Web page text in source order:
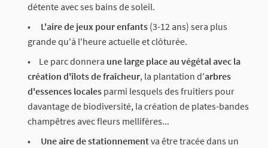
détente avec ses bains de soleil.
L'aire de jeux pour enfants (3-12 ans) sera plus
grande qu'à l'heure actuelle et clôturée.
Le parc donnera une large place au végétal avec la
création d'îlots de fraîcheur, la plantation d'arbres
d'essences locales parmi lesquels des fruitiers pour
davantage de biodiversité, la création de plates-bandes
champêtres avec fleurs mellifères...
Une aire de stationnementva être tracée dans un